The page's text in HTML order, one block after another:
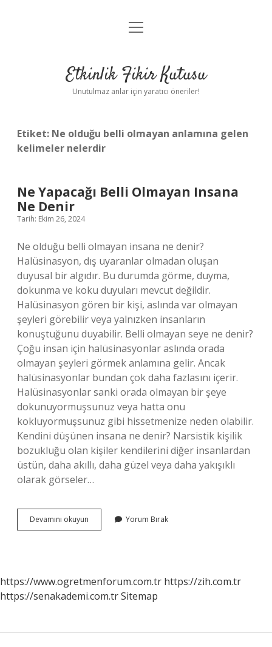
Anasayfa
Yasal Uyarı
menüyü
Etkinlik Fikir Kutusu
Unutulmaz anlar için yaratıcı öneriler!
Etiket: Ne olduğu belli olmayan anlamına gelen
kelimeler nelerdir
Ne Yapacağı Belli Olmayan Insana
Ne Denir
Tarih: Ekim 26, 2024
Ne olduğu belli olmayan insana ne denir?
Halüsinasyon, dış uyaranlar olmadan oluşan
duyusal bir algıdır. Bu durumda görme, duyma,
dokunma ve koku duyuları mevcut değildir.
Halüsinasyon gören bir kişi, aslında var olmayan
şeyleri görebilir veya yalnızken insanların
konuştuğunu duyabilir. Belli olmayan seye ne denir?
Çoğu insan için halüsinasyonlar aslında orada
olmayan şeyleri görmek anlamına gelir. Ancak
halüsinasyonlar bundan çok daha fazlasını içerir.
Halüsinasyonlar sanki orada olmayan bir şeye
dokunuyormuşsunuz veya hatta onu
kokluyormuşsunuz gibi hissetmenize neden olabilir.
Kendini düşünen insana ne denir? Narsistik kişilik
bozukluğu olan kişiler kendilerini diğer insanlardan
üstün, daha akıllı, daha güzel veya daha yakışıklı
olarak görseler…
Devamını okuyun
Yapacağı
Denir
Yorum Bırak
https://www.ogretmenforum.com.tr https://zih.com.tr
https://senakademi.com.trSitemap